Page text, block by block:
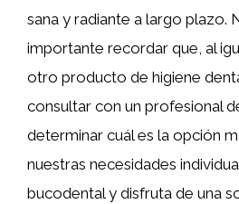
sana y radiante a largo plazo.
importante recordar que, al
otro producto de higiene
consultar con un profesional
determinar cuál es la opción
nuestras necesidades
bucodental y disfruta de una